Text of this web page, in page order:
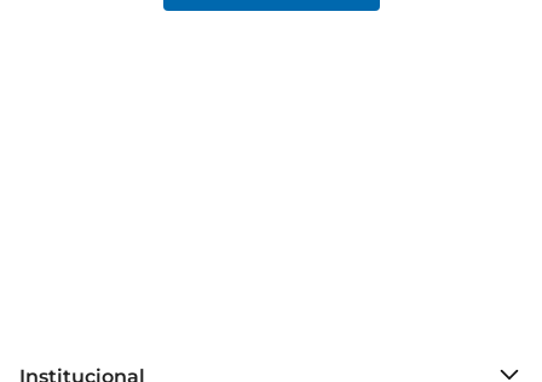
perfeitamente ao corpo do bebê, com elásticos
Institucional